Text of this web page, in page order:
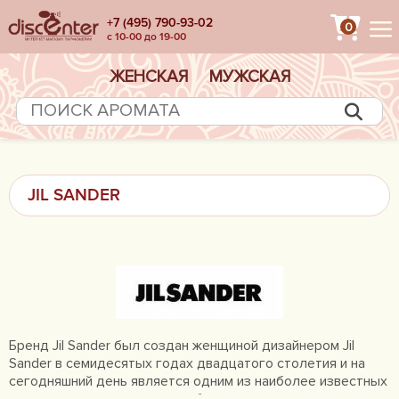
+7 (495) 790-93-02
с 10-00 до 19-00
0
ЖЕНСКАЯ МУЖСКАЯ
JIL SANDER
Бренд Jil Sander был создан женщиной дизайнером Jil
Sander в семидесятых годах двадцатого столетия и на
сегодняшний день является одним из наиболее известных